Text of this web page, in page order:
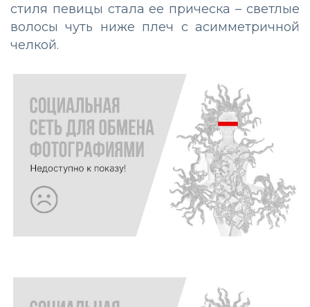
стиля певицы стала ее прическа – светлые
волосы чуть ниже плеч с асимметричной
челкой.